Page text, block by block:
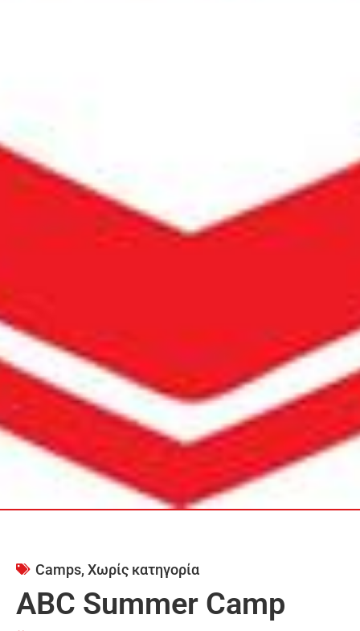
Camps, Χωρίς κατηγορία
ABC Summer Camp